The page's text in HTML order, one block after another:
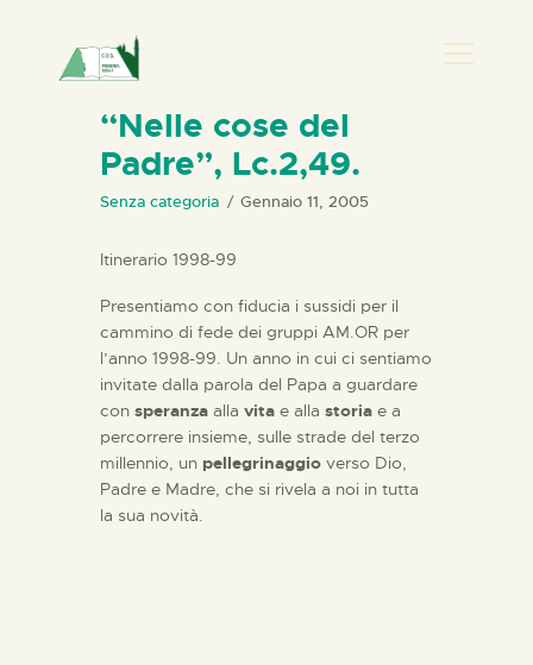
HOME
CHI SIAMO
BIBLIOTECA
ELISA SALERNO
CONTATTI
“Nelle cose del
Padre”, Lc.2,49.
Senza categoria Gennaio 11, 2005
Itinerario 1998-99
Presentiamo con fiducia i sussidi per il
cammino di fede dei gruppi AM.OR per
l’anno 1998-99. Un anno in cui ci sentiamo
invitate dalla parola del Papa a guardare
con speranza alla vita e alla storia e a
percorrere insieme, sulle strade del terzo
millennio, un pellegrinaggio verso Dio,
Padre e Madre, che si rivela a noi in tutta
la sua novità.